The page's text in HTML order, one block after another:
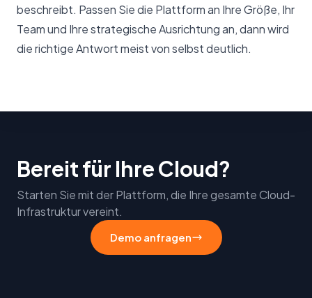
beschreibt. Passen Sie die Plattform an Ihre Größe, Ihr
Team und Ihre strategische Ausrichtung an, dann wird
die richtige Antwort meist von selbst deutlich.
Bereit für Ihre Cloud?
Starten Sie mit der Plattform, die Ihre gesamte Cloud-
Infrastruktur vereint.
Demo anfragen